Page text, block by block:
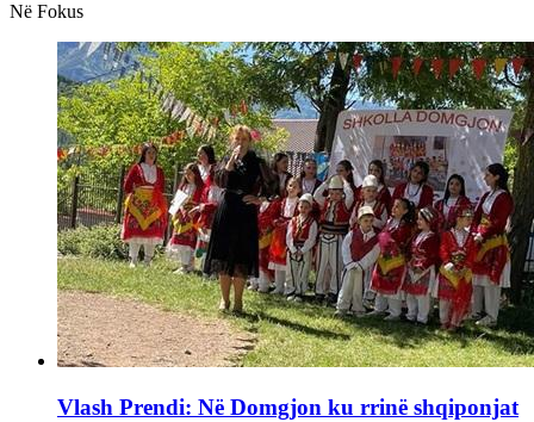
Në Fokus
Vlash Prendi: Në Domgjon ku rrinë shqiponjat